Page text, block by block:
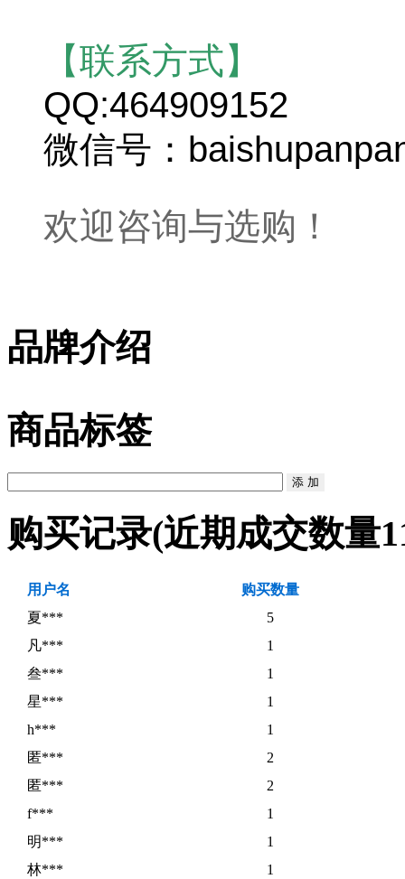
【联系方式】
QQ:464909152
微信号：
欢迎咨询与选购！
品牌介绍
商品标签
购买记录(近期成交数量
用户名
购买数量
夏***
5
凡***
1
叁***
1
星***
1
h***
1
匿***
2
匿***
2
f***
1
明***
1
林***
1